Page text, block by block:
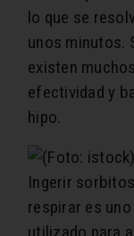
lo que se
unos minutos.
existen
efectividad y
hipo.
Ingerir
respirar es
utilizado para